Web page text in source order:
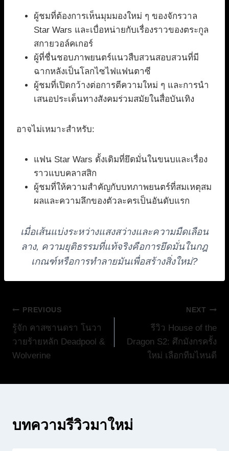
ผู้ชมที่ต้องการเห็นมุมมองใหม่ ๆ ของจักรวาล
Star Wars และเบื่อหน่ายกับเรื่องราวของตระกูล
สกายวอล์คเกอร์
ผู้ที่ชื่นชอบภาพยนตร์แนวสืบสวนสอบสวนที่มี
ฉากหลังเป็นโลกไซไฟแฟนตาซี
ผู้ชมที่เปิดกว้างต่อการตีความใหม่ ๆ และการนำ
เสนอประเด็นทางสังคมร่วมสมัยในสื่อบันเทิง
อาจไม่เหมาะสำหรับ:
แฟน Star Wars ดั้งเดิมที่ยึดมั่นในขนบและเรื่อง
ราวแบบคลาสสิก
ผู้ชมที่ให้ความสำคัญกับบทภาพยนตร์ที่สมเหตุสม
ผลและความลึกของตัวละครเป็นอันดับแรก
เมื่อเส้นแบ่งระหว่างแสงสว่างและความมืดเลือน
ลาง, ความยุติธรรมที่แท้จริงคือการยึดมั่นในกฎ
เกณฑ์หรือการทำลายมันเพื่อสร้างสิ่งใหม่?
แนะแนว
เรื่อง
PREVIOUS
รู้จัก คาสซานดรา โนวา
วายร้ายหลัก Deadpool &
Wolverine
NEXT
รีวิว House of the
Dragon S2: ศึกมังกรครั้ง
ใหม่ เลือกทีมไหนดี
บทความรีวิวมาใหม่